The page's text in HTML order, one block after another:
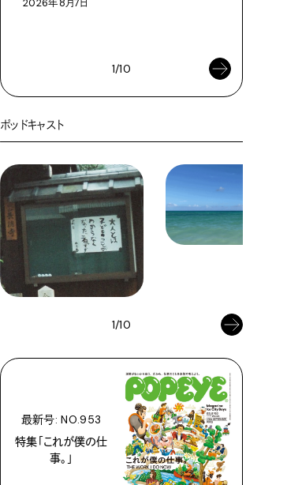
2026年8月7日
1/10
ポッドキャスト
1/10
最新号: NO.953
特集「これが僕の仕
事。」